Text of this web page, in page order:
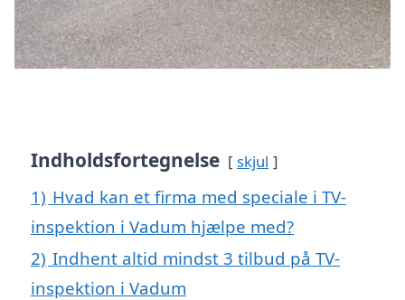
Indholdsfortegnelse skjul
1) Hvad kan et firma med speciale i TV-
inspektion i Vadum hjælpe med?
2) Indhent altid mindst 3 tilbud på TV-
inspektion i Vadum